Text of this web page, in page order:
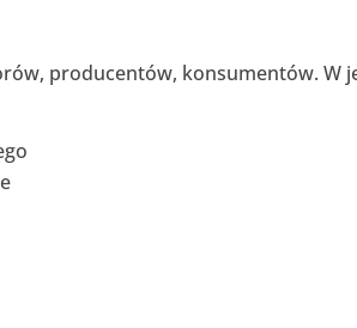
producentów, konsumentów. W